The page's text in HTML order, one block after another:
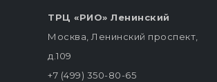
ТРЦ «РИО» Ленинский
Москва, Ленинский проспект,
д.109
+7 (499) 350-80-65